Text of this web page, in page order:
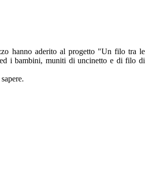
hanno aderito al progetto "Un filo tra le
i bambini, muniti di uncinetto e di filo di